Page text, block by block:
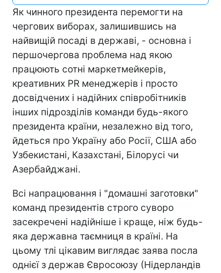
Як чинного президента перемогти на
чергових виборах, залишившись на
найвищій посаді в державі, - основна і
першочергова проблема над якою
працюють сотні маркетмейкерів,
креативних PR менеджерів і просто
досвідчених і надійних співробітників
інших підрозділів команди будь-якого
президента країни, незалежно від того,
йдеться про Україну або Росії, США або
Узбекистані, Казахстані, Білорусі чи
Азербайджані.
Всі напрацювання і "домашні заготовки"
команд президентів строго суворо
засекречені надійніше і краще, ніж будь-
яка державна таємниця в країні. На
цьому тлі цікавим виглядає заява посла
однієї з держав Євросоюзу (Нідерландів